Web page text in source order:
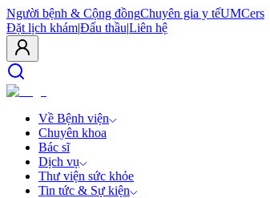
Người bệnh & Cộng đồngChuyên gia y tếUMCers
Đặt lịch khám|Đấu thầu|Liên hệ
Về Bệnh viện
Chuyên khoa
Bác sĩ
Dịch vụ
Thư viện sức khỏe
Tin tức & Sự kiện